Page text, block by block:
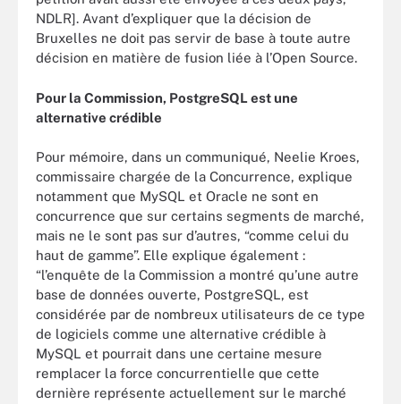
NDLR]. Avant d’expliquer que la décision de
Bruxelles ne doit pas servir de base à toute autre
décision en matière de fusion liée à l’Open Source.
Pour la Commission, PostgreSQL est une
alternative crédible
Pour mémoire, dans un communiqué, Neelie Kroes,
commissaire chargée de la Concurrence, explique
notamment que MySQL et Oracle ne sont en
concurrence que sur certains segments de marché,
mais ne le sont pas sur d’autres, “comme celui du
haut de gamme”. Elle explique également :
“l’enquête de la Commission a montré qu’une autre
base de données ouverte, PostgreSQL, est
considérée par de nombreux utilisateurs de ce type
de logiciels comme une alternative crédible à
MySQL et pourrait dans une certaine mesure
remplacer la force concurrentielle que cette
dernière représente actuellement sur le marché